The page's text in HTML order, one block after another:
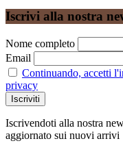
Iscrivi alla nostra
Nome completo
Email
Continuando, accetti
privacy
Iscrivendoti alla nostra
aggiornato sui nuovi arrivi